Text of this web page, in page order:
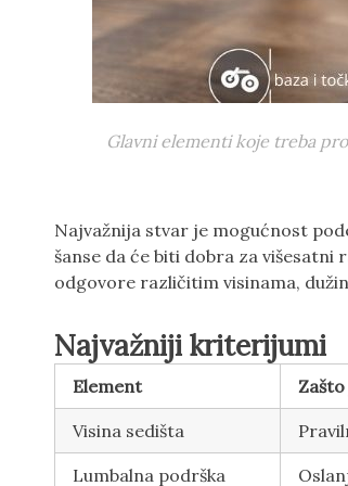
Glavni elementi koje treba
Najvažnija stvar je mogućnost
šanse da će biti dobra za višesatni
odgovore različitim visinama,
Najvažniji kriterijumi
Element
Visina sedišta
Lumbalna podrška